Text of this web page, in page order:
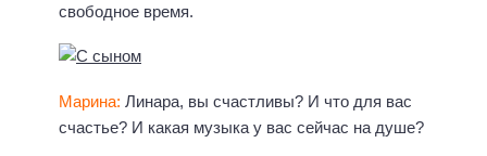
свободное время.
Марина: Линара, вы счастливы? И что для вас
счастье? И какая музыка у вас сейчас на душе?